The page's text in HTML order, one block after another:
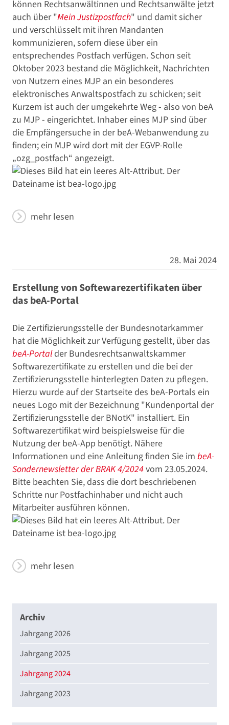
können Rechtsanwältinnen und Rechtsanwälte jetzt
auch über "Mein Justizpostfach" und damit sicher
und verschlüsselt mit ihren Mandanten
kommunizieren, sofern diese über ein
entsprechendes Postfach verfügen. Schon seit
Oktober 2023 bestand die Möglichkeit, Nachrichten
von Nutzern eines MJP an ein besonderes
elektronisches Anwaltspostfach zu schicken; seit
Kurzem ist auch der umgekehrte Weg - also von beA
zu MJP - eingerichtet. Inhaber eines MJP sind über
die Empfängersuche in der beA-Webanwendung zu
finden; ein MJP wird dort mit der EGVP-Rolle
„ozg_postfach“ angezeigt.
mehr lesen
28. Mai 2024
Erstellung von Softewarezertifikaten über
das beA-Portal
Die Zertifizierungsstelle der Bundesnotarkammer
hat die Möglichkeit zur Verfügung gestellt, über das
beA-Portalder Bundesrechtsanwaltskammer
Softwarezertifikate zu erstellen und die bei der
Zertifizierungsstelle hinterlegten Daten zu pflegen.
Hierzu wurde auf der Startseite des beA-Portals ein
neues Logo mit der Bezeichnung "Kundenportal der
Zertifizierungsstelle der BNotK" installiert. Ein
Softwarezertifikat wird beispielsweise für die
Nutzung der beA-App benötigt. Nähere
Informationen und eine Anleitung finden Sie im beA-
Sondernewsletter der BRAK 4/2024vom 23.05.2024.
Bitte beachten Sie, dass die dort beschriebenen
Schritte nur Postfachinhaber und nicht auch
Mitarbeiter ausführen können.
mehr lesen
Archiv
Jahrgang 2026
Jahrgang 2025
Jahrgang 2024
Jahrgang 2023